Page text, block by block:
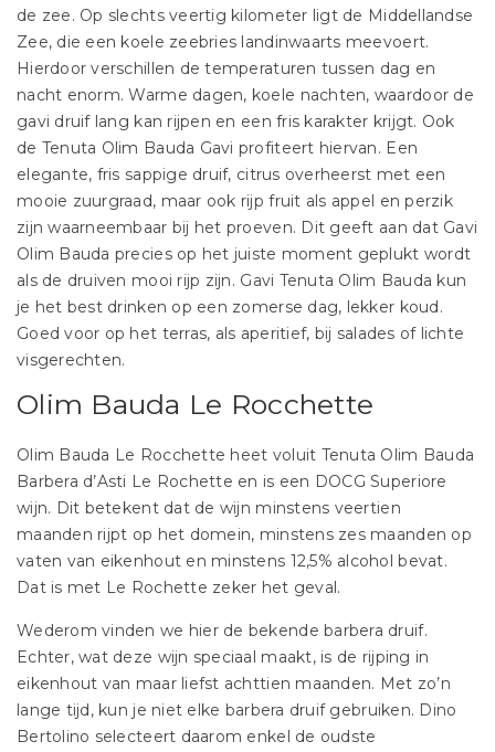
de zee. Op slechts veertig kilometer ligt de Middellandse
Zee, die een koele zeebries landinwaarts meevoert.
Hierdoor verschillen de temperaturen tussen dag en
nacht enorm. Warme dagen, koele nachten, waardoor de
gavi druif lang kan rijpen en een fris karakter krijgt. Ook
de Tenuta Olim Bauda Gavi profiteert hiervan. Een
elegante, fris sappige druif, citrus overheerst met een
mooie zuurgraad, maar ook rijp fruit als appel en perzik
zijn waarneembaar bij het proeven. Dit geeft aan dat Gavi
Olim Bauda precies op het juiste moment geplukt wordt
als de druiven mooi rijp zijn. Gavi Tenuta Olim Bauda kun
je het best drinken op een zomerse dag, lekker koud.
Goed voor op het terras, als aperitief, bij salades of lichte
visgerechten.
Olim Bauda Le Rocchette
Olim Bauda Le Rocchette heet voluit Tenuta Olim Bauda
Barbera d’Asti Le Rochette en is een DOCG Superiore
wijn. Dit betekent dat de wijn minstens veertien
maanden rijpt op het domein, minstens zes maanden op
vaten van eikenhout en minstens 12,5% alcohol bevat.
Dat is met Le Rochette zeker het geval.
Wederom vinden we hier de bekende barbera druif.
Echter, wat deze wijn speciaal maakt, is de rijping in
eikenhout van maar liefst achttien maanden. Met zo’n
lange tijd, kun je niet elke barbera druif gebruiken. Dino
Bertolino selecteert daarom enkel de oudste